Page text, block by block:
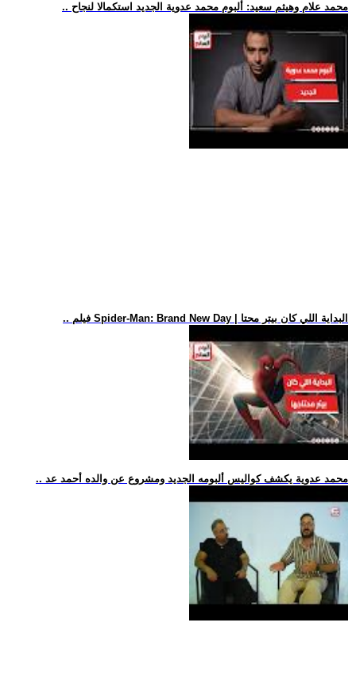
.. محمد علام وهيثم سعيد: ألبوم محمد عدوية الجديد استكمالا لنجاح
.. فيلم Spider-Man: Brand New Day | البداية اللي كان بيتر محتا
.. محمد عدوية يكشف كواليس ألبومه الجديد ومشروع عن والده أحمد عد